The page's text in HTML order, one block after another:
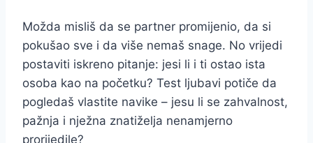
Možda misliš da se partner promijenio, da si
pokušao sve i da više nemaš snage. No vrijedi
postaviti iskreno pitanje: jesi li i ti ostao ista
osoba kao na početku? Test ljubavi potiče da
pogledaš vlastite navike – jesu li se zahvalnost,
pažnja i nježna znatiželja nenamjerno
prorijedile?